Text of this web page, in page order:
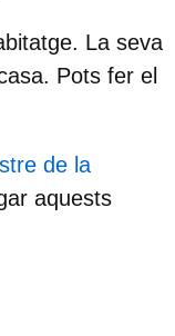
La seva
Pots fer el
de la
aquests